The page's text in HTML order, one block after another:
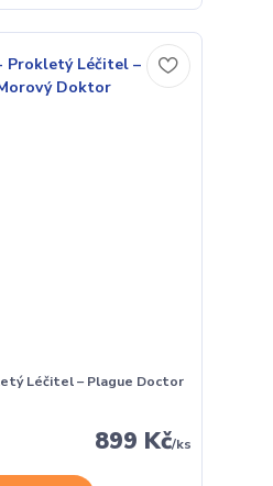
Léčitel – Plague Doctor
899 Kč/ks